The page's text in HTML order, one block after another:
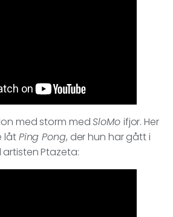
med storm medSloMo ifjor. Her
låtPing Pong, der hun har gått i
Ptazeta: